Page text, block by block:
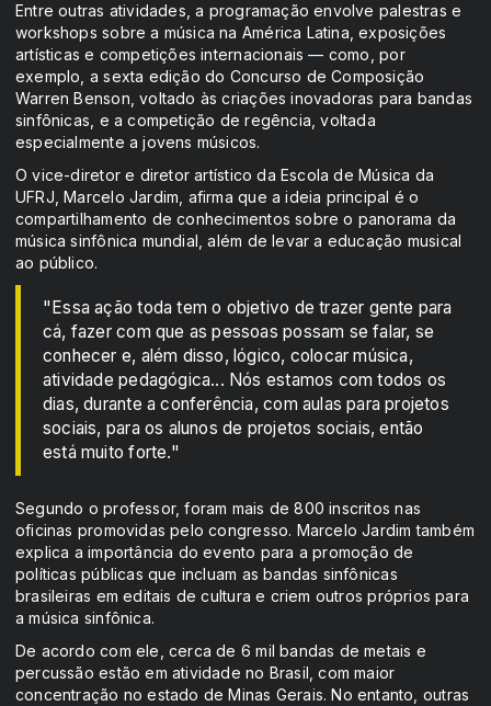
Entre outras atividades, a programação envolve palestras e
workshops sobre a música na América Latina, exposições
artísticas e competições internacionais — como, por
exemplo, a sexta edição do Concurso de Composição
Warren Benson, voltado às criações inovadoras para bandas
sinfônicas, e a competição de regência, voltada
especialmente a jovens músicos.
O vice-diretor e diretor artístico da Escola de Música da
UFRJ, Marcelo Jardim, afirma que a ideia principal é o
compartilhamento de conhecimentos sobre o panorama da
música sinfônica mundial, além de levar a educação musical
ao público.
"Essa ação toda tem o objetivo de trazer gente para
cá, fazer com que as pessoas possam se falar, se
conhecer e, além disso, lógico, colocar música,
atividade pedagógica... Nós estamos com todos os
dias, durante a conferência, com aulas para projetos
sociais, para os alunos de projetos sociais, então
está muito forte."
Segundo o professor, foram mais de 800 inscritos nas
oficinas promovidas pelo congresso. Marcelo Jardim também
explica a importância do evento para a promoção de
políticas públicas que incluam as bandas sinfônicas
brasileiras em editais de cultura e criem outros próprios para
a música sinfônica.
De acordo com ele, cerca de 6 mil bandas de metais e
percussão estão em atividade no Brasil, com maior
concentração no estado de Minas Gerais. No entanto, outras